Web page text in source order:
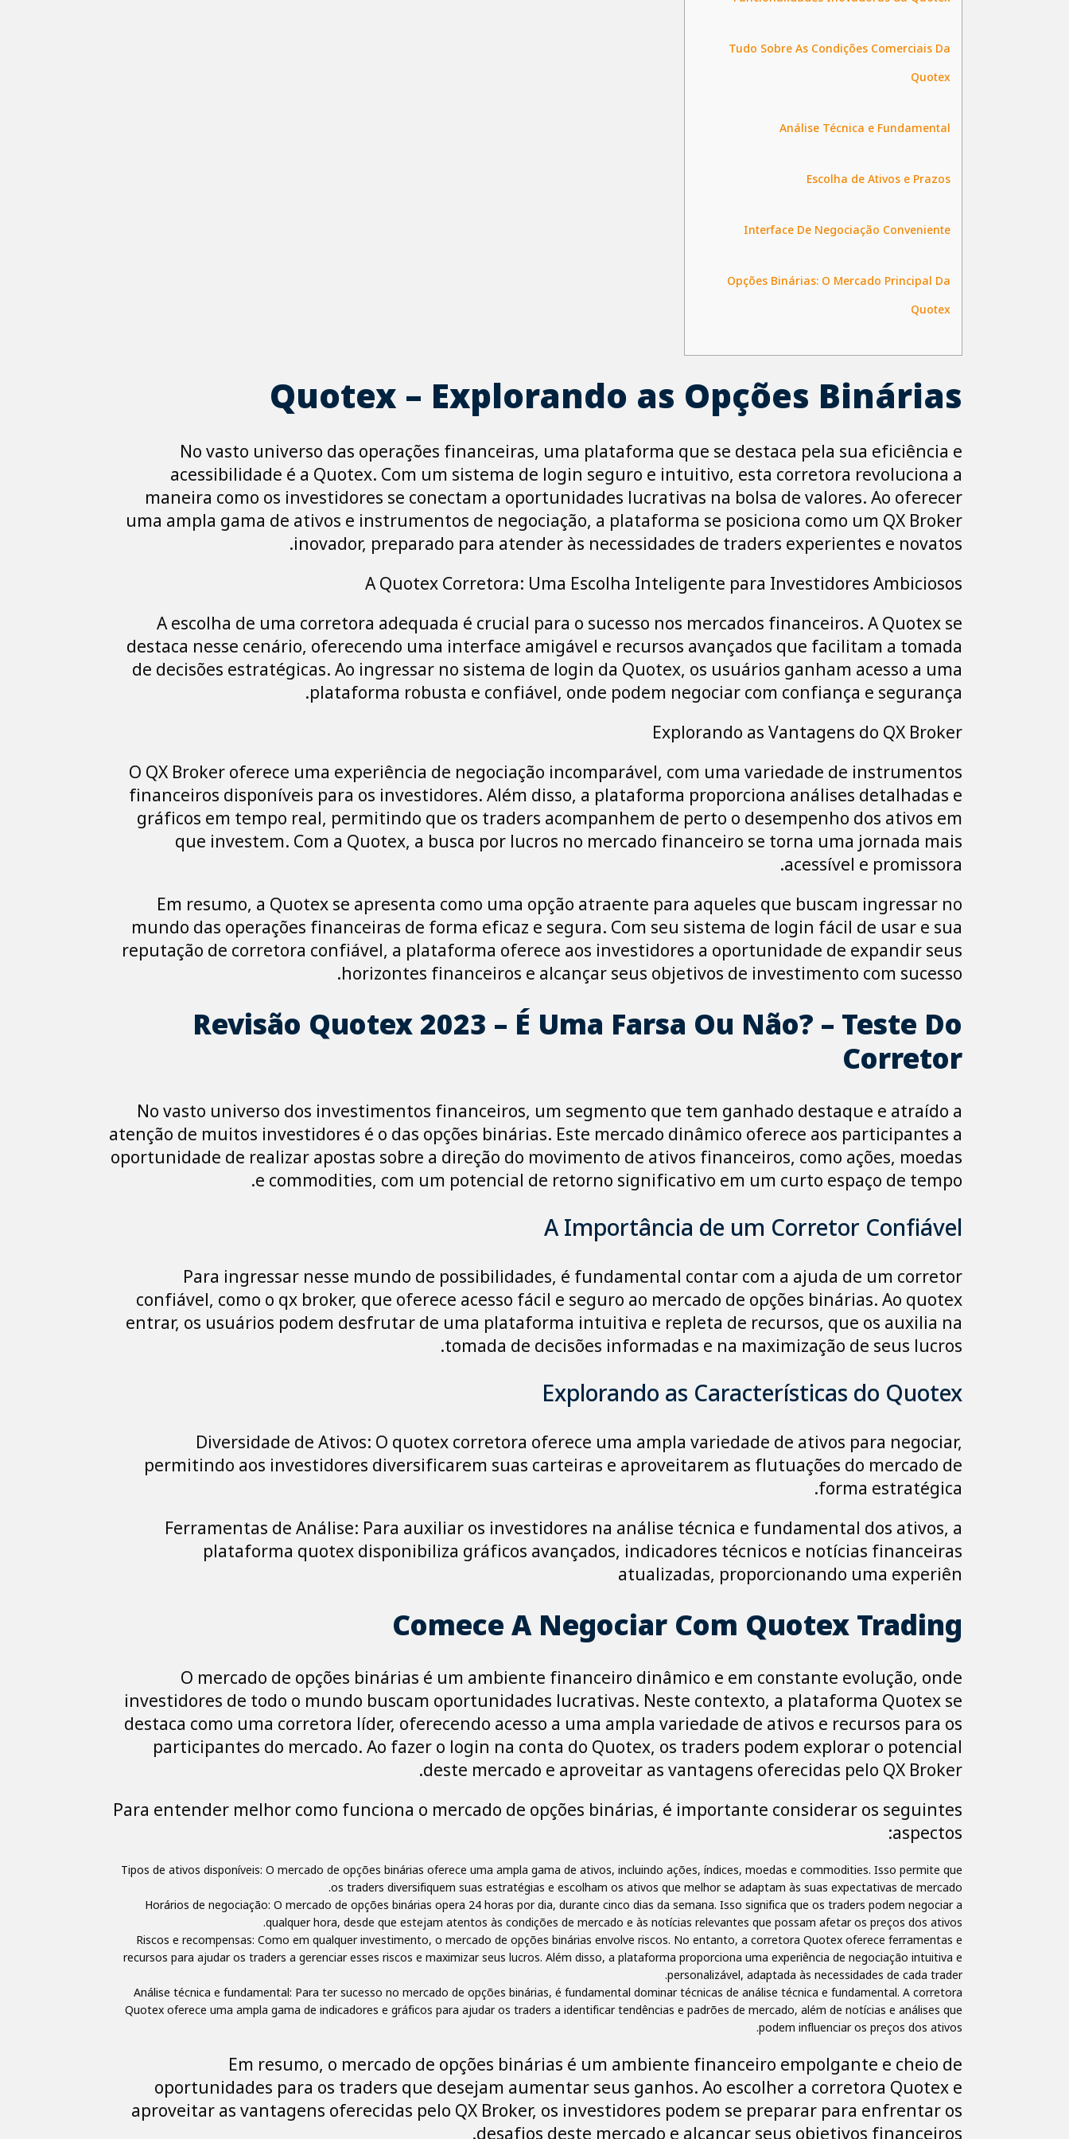
Tudo Sobre As Condições Comerciais Da
Quotex
Análise Técnica e Fundamental
Escolha de Ativos e Prazos
Interface De Negociação Conveniente
Opções Binárias: O Mercado Principal Da
Quotex
Quotex – Explorando as Opções Binárias
No vasto universo das operações financeiras, uma plataforma que se destaca pela sua eficiência e
acessibilidade é a Quotex. Com um sistema de login seguro e intuitivo, esta corretora revoluciona a
maneira como os investidores se conectam a oportunidades lucrativas na bolsa de valores. Ao oferecer
uma ampla gama de ativos e instrumentos de negociação, a plataforma se posiciona como um QX Broker
inovador, preparado para atender às necessidades de traders experientes e novatos.
A Quotex Corretora: Uma Escolha Inteligente para Investidores Ambiciosos
A escolha de uma corretora adequada é crucial para o sucesso nos mercados financeiros. A Quotex se
destaca nesse cenário, oferecendo uma interface amigável e recursos avançados que facilitam a tomada
de decisões estratégicas. Ao ingressar no sistema de login da Quotex, os usuários ganham acesso a uma
plataforma robusta e confiável, onde podem negociar com confiança e segurança.
Explorando as Vantagens do QX Broker
O QX Broker oferece uma experiência de negociação incomparável, com uma variedade de instrumentos
financeiros disponíveis para os investidores. Além disso, a plataforma proporciona análises detalhadas e
gráficos em tempo real, permitindo que os traders acompanhem de perto o desempenho dos ativos em
que investem. Com a Quotex, a busca por lucros no mercado financeiro se torna uma jornada mais
acessível e promissora.
Em resumo, a Quotex se apresenta como uma opção atraente para aqueles que buscam ingressar no
mundo das operações financeiras de forma eficaz e segura. Com seu sistema de login fácil de usar e sua
reputação de corretora confiável, a plataforma oferece aos investidores a oportunidade de expandir seus
horizontes financeiros e alcançar seus objetivos de investimento com sucesso.
Revisão Quotex 2023 – É Uma Farsa Ou Não? – Teste Do
Corretor
No vasto universo dos investimentos financeiros, um segmento que tem ganhado destaque e atraído a
atenção de muitos investidores é o das opções binárias. Este mercado dinâmico oferece aos participantes a
oportunidade de realizar apostas sobre a direção do movimento de ativos financeiros, como ações, moedas
e commodities, com um potencial de retorno significativo em um curto espaço de tempo.
A Importância de um Corretor Confiável
Para ingressar nesse mundo de possibilidades, é fundamental contar com a ajuda de um corretor
confiável, como o qx broker, que oferece acesso fácil e seguro ao mercado de opções binárias. Ao quotex
entrar, os usuários podem desfrutar de uma plataforma intuitiva e repleta de recursos, que os auxilia na
tomada de decisões informadas e na maximização de seus lucros.
Explorando as Características do Quotex
Diversidade de Ativos: O quotex corretora oferece uma ampla variedade de ativos para negociar,
permitindo aos investidores diversificarem suas carteiras e aproveitarem as flutuações do mercado de
forma estratégica.
Ferramentas de Análise: Para auxiliar os investidores na análise técnica e fundamental dos ativos, a
plataforma quotex disponibiliza gráficos avançados, indicadores técnicos e notícias financeiras
atualizadas, proporcionando uma experiên
Comece A Negociar Com Quotex Trading
O mercado de opções binárias é um ambiente financeiro dinâmico e em constante evolução, onde
investidores de todo o mundo buscam oportunidades lucrativas. Neste contexto, a plataforma Quotex se
destaca como uma corretora líder, oferecendo acesso a uma ampla variedade de ativos e recursos para os
participantes do mercado. Ao fazer o login na conta do Quotex, os traders podem explorar o potencial
deste mercado e aproveitar as vantagens oferecidas pelo QX Broker.
Para entender melhor como funciona o mercado de opções binárias, é importante considerar os seguintes
aspectos:
Tipos de ativos disponíveis: O mercado de opções binárias oferece uma ampla gama de ativos, incluindo ações, índices, moedas e commodities. Isso permite que
os traders diversifiquem suas estratégias e escolham os ativos que melhor se adaptam às suas expectativas de mercado.
Horários de negociação: O mercado de opções binárias opera 24 horas por dia, durante cinco dias da semana. Isso significa que os traders podem negociar a
qualquer hora, desde que estejam atentos às condições de mercado e às notícias relevantes que possam afetar os preços dos ativos.
Riscos e recompensas: Como em qualquer investimento, o mercado de opções binárias envolve riscos. No entanto, a corretora Quotex oferece ferramentas e
recursos para ajudar os traders a gerenciar esses riscos e maximizar seus lucros. Além disso, a plataforma proporciona uma experiência de negociação intuitiva e
personalizável, adaptada às necessidades de cada trader.
Análise técnica e fundamental: Para ter sucesso no mercado de opções binárias, é fundamental dominar técnicas de análise técnica e fundamental. A corretora
Quotex oferece uma ampla gama de indicadores e gráficos para ajudar os traders a identificar tendências e padrões de mercado, além de notícias e análises que
podem influenciar os preços dos ativos.
Em resumo, o mercado de opções binárias é um ambiente financeiro empolgante e cheio de
oportunidades para os traders que desejam aumentar seus ganhos. Ao escolher a corretora Quotex e
aproveitar as vantagens oferecidas pelo QX Broker, os investidores podem se preparar para enfrentar os